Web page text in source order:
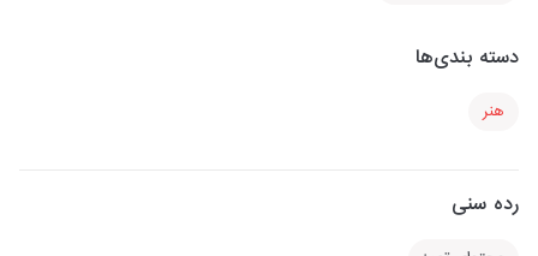
دسته بندی‌ها
هنر
رده سنی